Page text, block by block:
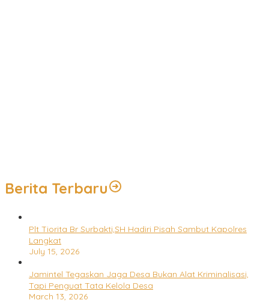
Berita Terbaru
Plt Tiorita Br Surbakti,SH Hadiri Pisah Sambut Kapolres
Langkat
July 15, 2026
Jamintel Tegaskan Jaga Desa Bukan Alat Kriminalisasi,
Tapi Penguat Tata Kelola Desa
March 13, 2026